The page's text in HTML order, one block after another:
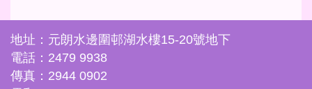
地址：元朗水邊圍邨湖水樓15-20號地下
電話：2479 9938
傳真：2944 0902